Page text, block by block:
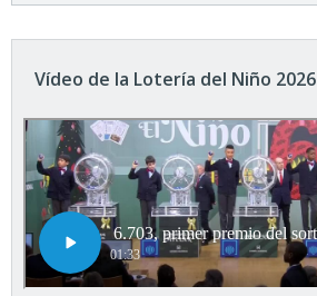
Vídeo de la Lotería del Niño 2026